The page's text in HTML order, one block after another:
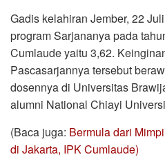
Gadis kelahiran Jember, 22
program Sarjananya pada
Cumlaude yaitu 3,62.
Pascasarjannya tersebut
dosennya di Universitas
alumni National Chiayi
(Baca juga: Bermula dari
di Jakarta, IPK Cumlaude)